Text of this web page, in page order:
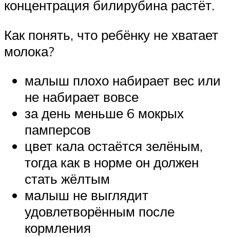
концентрация билирубина растёт.
Как понять, что ребёнку не хватает
молока?
малыш плохо набирает вес или
не набирает вовсе
за день меньше 6 мокрых
памперсов
цвет кала остаётся зелёным,
тогда как в норме он должен
стать жёлтым
малыш не выглядит
удовлетворённым после
кормления